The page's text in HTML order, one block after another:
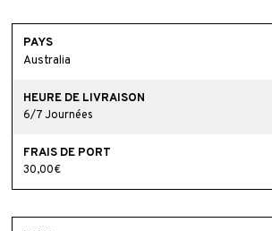
Australia
6/7 Journées
30,00€